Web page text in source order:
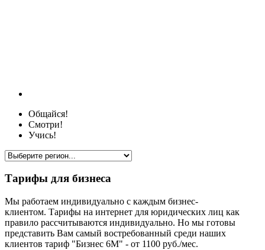
Общайся!
Смотри!
Учись!
Тарифы для бизнеса
Мы работаем индивидуально с каждым бизнес-
клиентом. Тарифы на интернет для юридических лиц как
правило рассчитываются индивидуально. Но мы готовы
представить Вам самый востребованный среди наших
клиентов тариф "Бизнес 6М" - от 1100 руб./мес.